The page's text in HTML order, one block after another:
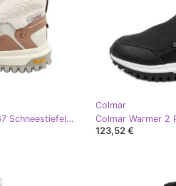
Colmar Warmer Voyage 167 Schneestiefel beige
Colmar
123,52 €